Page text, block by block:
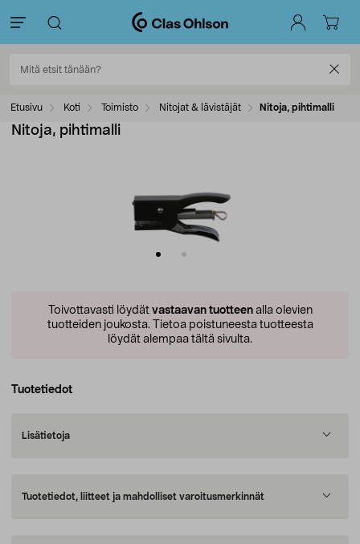
Etusivu Koti Toimisto Nitojat & lävistäjät Nitoja, pihtimalli
Nitoja, pihtimalli
Toivottavasti löydät vastaavan tuotteenalla olevien
tuotteiden joukosta. Tietoa poistuneesta tuotteesta
löydät alempaa tältä sivulta.
Tuotetiedot
Lisätietoja
Tuotetiedot, liitteet ja mahdolliset varoitusmerkinnät